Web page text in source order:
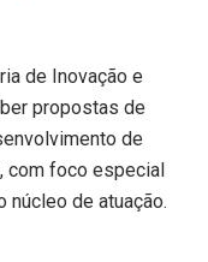
de Inovação e
propostas de
de
com foco especial
núcleo de atuação.